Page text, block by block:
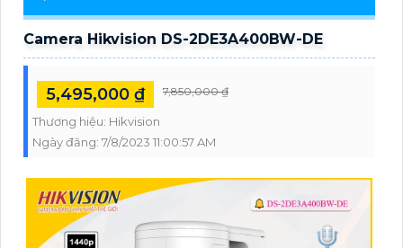
Camera Hikvision DS-2DE3A400BW-DE
5,495,000 ₫ 7,850,000 ₫
Thương hiệu: Hikvision
Ngày đăng: 7/8/2023 11:00:57 AM